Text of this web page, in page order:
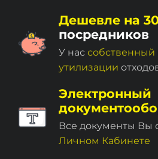
Дешевле на
посредников
У нас собственный
утилизации
Электронный
Все документы Вы
Личном Кабинете